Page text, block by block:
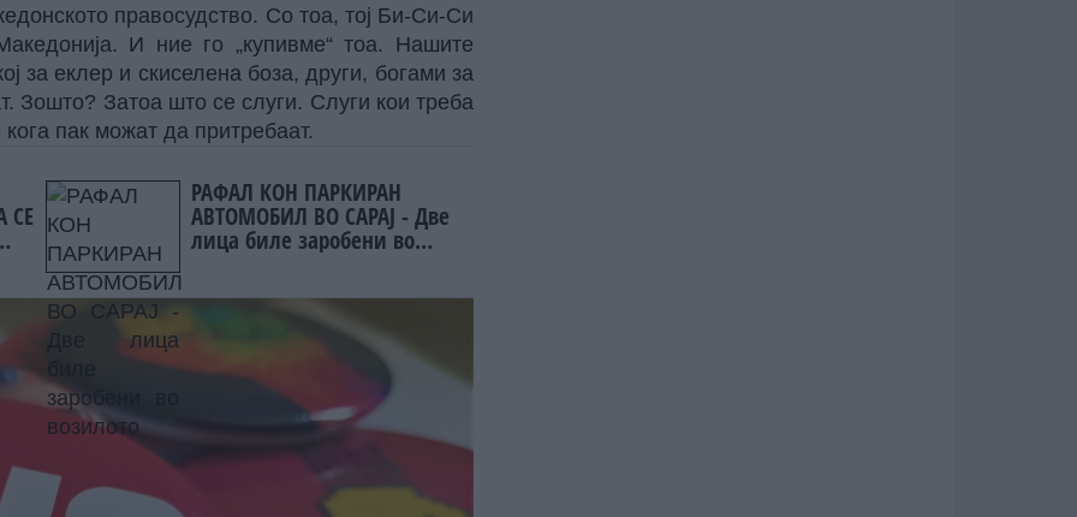
правосудство. Со тоа, тој Би-Си-Си
И ние го „купивме“ тоа. Нашите
за еклер и скиселена боза, други, богами за
Зошто? Затоа што се слуги. Слуги кои треба
пак можат да притребаат.
СЕ
РАФАЛ КОН ПАРКИРАН
АВТОМОБИЛ ВО САРАЈ - Две
лица биле заробени во
возилото